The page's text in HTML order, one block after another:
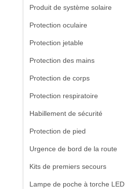
Produit de système solaire
Protection oculaire
Protection jetable
Protection des mains
Protection de corps
Protection respiratoire
Habillement de sécurité
Protection de pied
Urgence de bord de la route
Kits de premiers secours
Lampe de poche à torche LED